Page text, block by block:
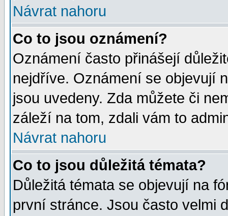
Návrat nahoru
Co to jsou oznámení?
Oznámení často přinášejí
nejdříve. Oznámení se objevují
jsou uvedeny. Zda můžete či
záleží na tom, zdali vám to
Návrat nahoru
Co to jsou důležitá témata?
Důležitá témata se objevují na
první stránce. Jsou často velmi